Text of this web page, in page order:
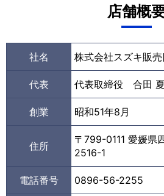
店舗概
社名 株式会社スズキ販
代表 代表取締役 合田
創業 昭和51年8月
住所
〒799-0111 愛媛県
2516-1
電話番号 0896-56-2255